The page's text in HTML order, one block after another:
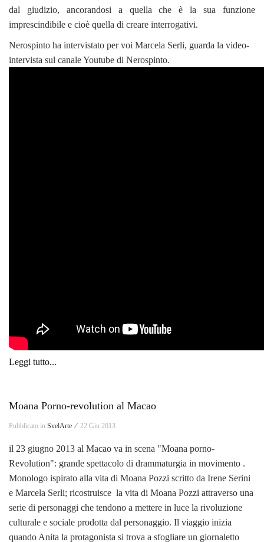
dal giudizio, ancorandosi a quella che è la sua funzione
imprescindibile e cioè quella di creare interrogativi.
Nerospinto ha intervistato per voi Marcela Serli, guarda la video-
intervista sul canale Youtube di Nerospinto.
Leggi tutto...
Moana Porno-revolution al Macao
Pubblicato in SvelArte ⁄ 22 Giu 2013
il 23 giugno 2013 al Macao va in scena "Moana porno-
Revolution": grande spettacolo di drammaturgia in movimento .
Monologo ispirato alla vita di Moana Pozzi scritto da Irene Serini
e Marcela Serli; ricostruisce la vita di Moana Pozzi attraverso una
serie di personaggi che tendono a mettere in luce la rivoluzione
culturale e sociale prodotta dal personaggio. Il viaggio inizia
quando Anita la protagonista si trova a sfogliare un giornaletto